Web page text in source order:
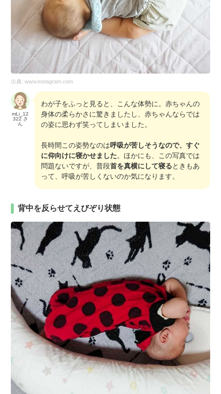
出典:www.instagram.com
mLi_12
322 さ
ん
わが子をふっと見ると、こんな体勢に。赤ちゃんの
身体の柔らかさに驚きましたし、赤ちゃんならでは
の姿に思わず笑ってしまいました。
長時間この姿勢なのは呼吸が苦しそうなので、すぐ
に仰向けに寝かせました。ほかにも、この写真では
問題ないですが、普段首を真横にして寝るときもあ
って、呼吸が苦しくないのか気になります。
背中を反らせてえびぞり状態